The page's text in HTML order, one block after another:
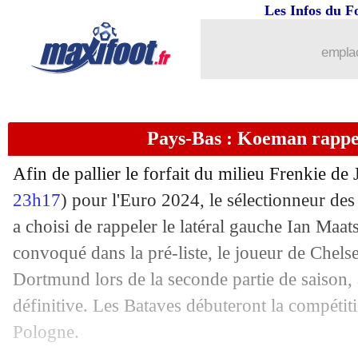
Les Infos du
Pays-Bas : Koeman
Afin de pallier le forfait du milieu Frenkie de
23h17) pour l'Euro 2024, le sélectionneur
a choisi de rappeler le latéral gauche Ian
convoqué dans la pré-liste, le joueur de
Dortmund lors de la seconde partie de saison,
définitive. Les Bataves débuteront la
Pologne.
11/06 Portugal: Martinez vante le
11/06 Lazio: Guendouzi a deux touches en
11/06 Rennes: Cloarec justifie le choix
11/06 Nice : Perraud plaît au Betis
11/06 Pologne : Lewandowski forfait pour
11/06 Newcastle: accord verbal pour Lloyd